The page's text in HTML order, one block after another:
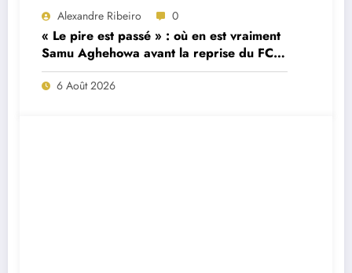
Alexandre Ribeiro 0
« Le pire est passé » : où en est vraiment
Samu Aghehowa avant la reprise du FC
Porto ?
6 Août 2026